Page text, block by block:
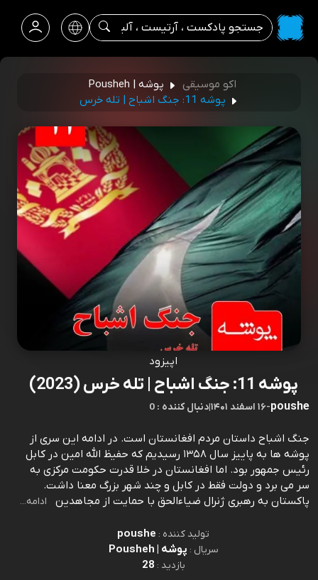
اکو موسیقی
پوشه | Pousheh
پوشه 11: جنگ اشباح | تله خرس
اپیزود
پوشه 11: جنگ اشباح | تله خرس (2023)
poushe
-۱۶ اسفند ۱۴۰۱ |0 : دنبال کننده
جنگ اشباح داستان مردم افغانستان است. در ادامه این سری از
پوشه ها به پاییز سال ۱۳۵۸ رسیدیم که حفیظ الله امین در کابل
رئیس جمهور بود. اما افغانستان در خلا قدرت حکومت مرکزی به
سر می برد و دولت فقط در کابل و چند شهر بزرگ معنا داشت.
پاکستان به رهبری ژنرال ضیاءالحق با حمایت از مجاهدین
ادامه...
تولید کننده : poushe
سریال : پوشه | Pousheh
بازدید : 28